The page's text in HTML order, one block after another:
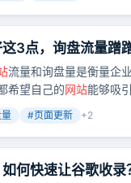
3点，询盘流量蹭
流量和询盘量是衡量企
希望自己的网站能够吸
长、询盘量不断攀升呢
#页面更新 +2
如何快速让谷歌收录